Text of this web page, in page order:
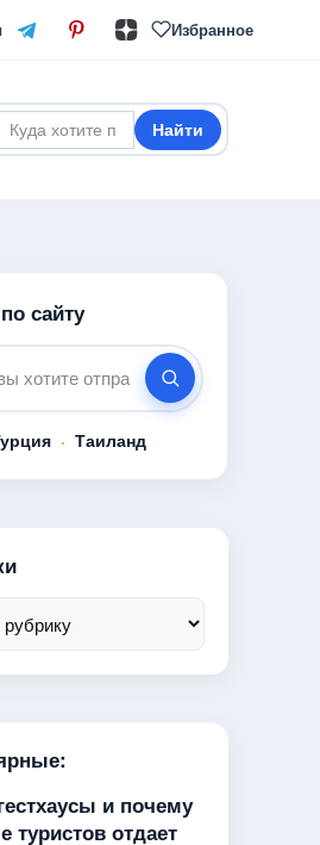
Избранное
Найти
сайту
· Таиланд
и почему
туристов отдает